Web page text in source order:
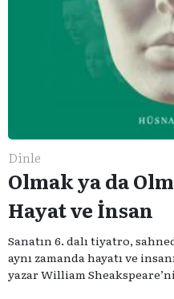
Dinle
Olmak ya da
Hayat ve İnsan
Sanatın 6. dalı tiyatro,
aynı zamanda hayatı ve
yazar William